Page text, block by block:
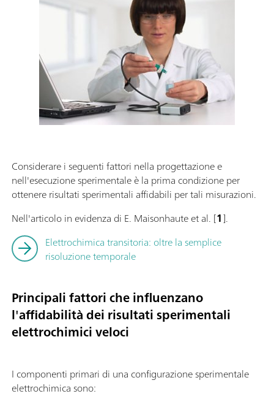
Considerare i seguenti fattori nella progettazione e
nell'esecuzione sperimentale è la prima condizione per
ottenere risultati sperimentali affidabili per tali misurazioni.
Nell'articolo in evidenza di E. Maisonhaute et al. [1].
Elettrochimica transitoria: oltre la semplice
risoluzione temporale
Principali fattori che influenzano
l'affidabilità dei risultati sperimentali
elettrochimici veloci
I componenti primari di una configurazione sperimentale
elettrochimica sono: